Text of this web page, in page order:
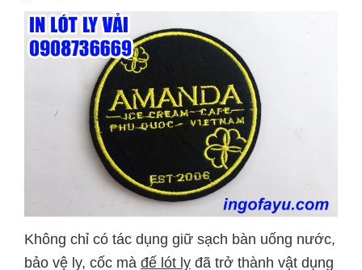
Không chỉ có tác dụng giữ sạch bàn uống nước,
bảo vệ ly, cốc mà đế lót ly đã trở thành vật dụng